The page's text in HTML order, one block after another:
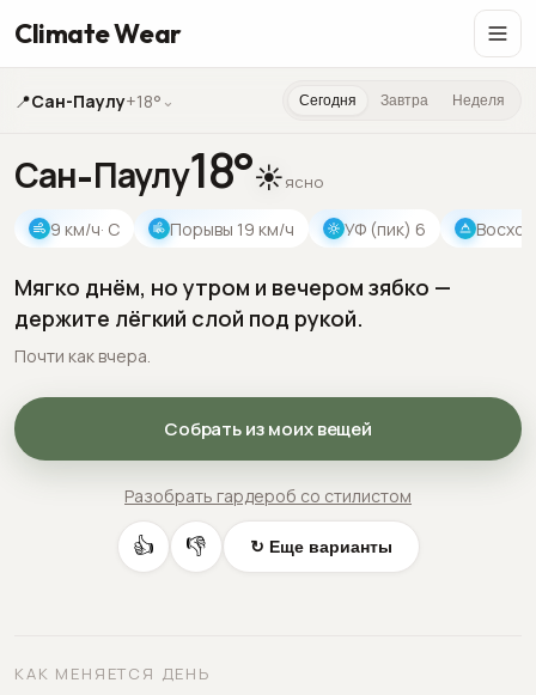
Climate Wear
📍Сан-Паулу+18° ⌄ Сегодня Завтра Неделя
Сан-Паулу18°☀️ясно
9 км/ч· С Порывы 19 км/ч УФ (пик) 6 Восход
Мягко днём, но утром и вечером зябко —
держите лёгкий слой под рукой.
Почти как вчера.
Собрать из моих вещей
Разобрать гардероб со стилистом
👍 👎 ↻ Еще варианты
КАК МЕНЯЕТСЯ ДЕНЬ